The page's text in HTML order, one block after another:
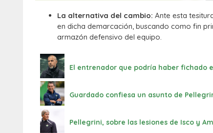
La alternativa del cambio: Ante esta
en dicha demarcación, buscando como fin
armazón defensivo del equipo.
El entrenador que podría haber fichado
Guardado confiesa un asunto de
Pellegrini, sobre las lesiones de Isco y